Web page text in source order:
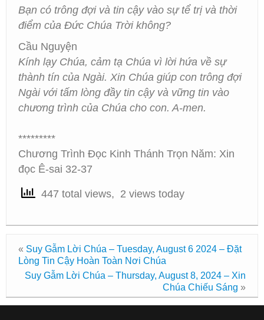
Bạn có trông đợi và tin cậy vào sự tể trị và thời
điểm của Đức Chúa Trời không?
Cầu Nguyện
Kính lạy Chúa, cảm tạ Chúa vì lời hứa về sự
thành tín của Ngài. Xin Chúa giúp con trông đợi
Ngài với tấm lòng đầy tin cậy và vững tin vào
chương trình của Chúa cho con. A-men.
*********
Chương Trình Đọc Kinh Thánh Trọn Năm: Xin
đọc Ê-sai 32-37
447 total views, 2 views today
« Suy Gẫm Lời Chúa – Tuesday, August 6 2024 – Đặt
Lòng Tin Cậy Hoàn Toàn Nơi Chúa
Suy Gẫm Lời Chúa – Thursday, August 8, 2024 – Xin
Chúa Chiếu Sáng »